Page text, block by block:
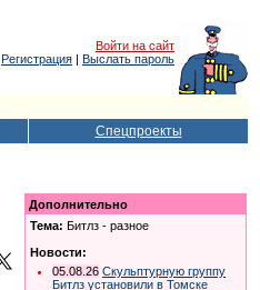
Войти на сайт
Регистрация | Выслать пароль
Спецпроекты
Дополнительно
Тема: Битлз - разное
Новости:
05.08.26 Скульптурную группу
Битлз установили в Томске